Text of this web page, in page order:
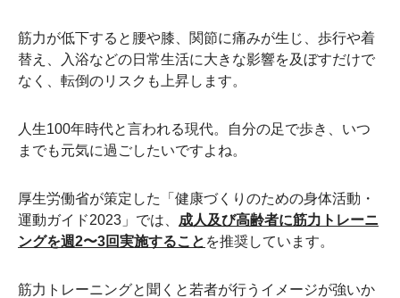
筋力が低下すると腰や膝、関節に痛みが生じ、歩行や着
替え、入浴などの日常生活に大きな影響を及ぼすだけで
なく、転倒のリスクも上昇します。
人生100年時代と言われる現代。自分の足で歩き、いつ
までも元気に過ごしたいですよね。
厚生労働省が策定した「健康づくりのための身体活動・
運動ガイド2023」では、 成人及び高齢者に筋力トレーニ
ングを週2〜3回実施すること を推奨しています。
筋力トレーニングと聞くと若者が行うイメージが強いか